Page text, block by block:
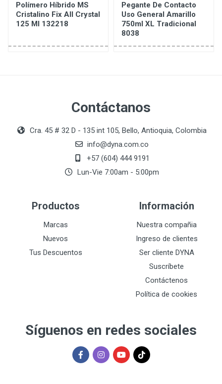
Polímero Híbrido MS
Cristalino Fix All Crystal
125 Ml 132218
Pegante De Contacto
Uso General Amarillo
750ml XL Tradicional
8038
Contáctanos
Cra. 45 # 32 D - 135 int 105, Bello, Antioquia, Colombia
info@dyna.com.co
+57 (604) 444 9191
Lun-Vie 7:00am - 5:00pm
Productos
Marcas
Nuevos
Tus Descuentos
Información
Nuestra compañia
Ingreso de clientes
Ser cliente DYNA
Suscríbete
Contáctenos
Política de cookies
Síguenos en redes sociales